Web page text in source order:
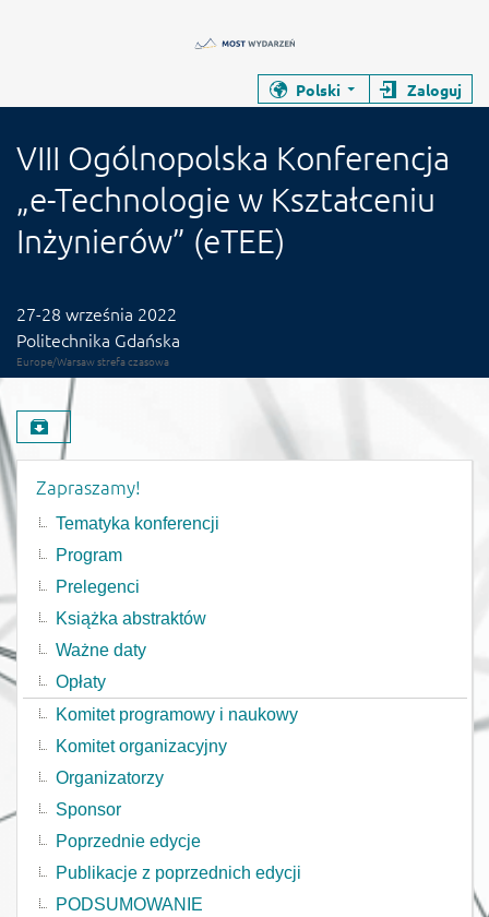
Polski Zaloguj
VIII Ogólnopolska Konferencja
„e-Technologie w Kształceniu
Inżynierów” (eTEE)
Data wydarzenia
27-28 września 2022
Politechnika Gdańska
Europe/Warsaw strefa czasowa
Pobierz materiał
Zapraszamy!
Tematyka konferencji
Program
Prelegenci
Książka abstraktów
Ważne daty
Opłaty
Komitet programowy i naukowy
Komitet organizacyjny
Organizatorzy
Sponsor
Poprzednie edycje
Publikacje z poprzednich edycji
PODSUMOWANIE